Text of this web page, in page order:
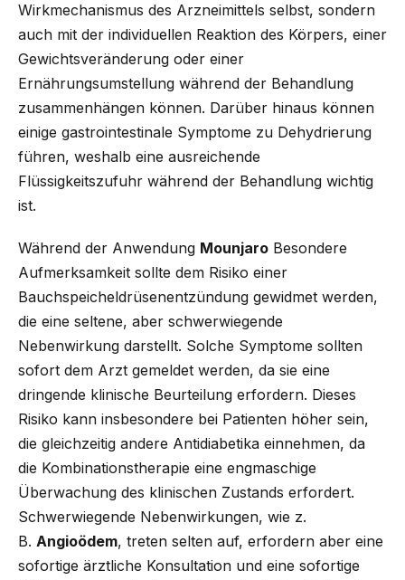
Wirkmechanismus des Arzneimittels selbst, sondern
auch mit der individuellen Reaktion des Körpers, einer
Gewichtsveränderung oder einer
Ernährungsumstellung während der Behandlung
zusammenhängen können. Darüber hinaus können
einige gastrointestinale Symptome zu Dehydrierung
führen, weshalb eine ausreichende
Flüssigkeitszufuhr während der Behandlung wichtig
ist.
Während der Anwendung Mounjaro Besondere
Aufmerksamkeit sollte dem Risiko einer
Bauchspeicheldrüsenentzündung gewidmet werden,
die eine seltene, aber schwerwiegende
Nebenwirkung darstellt. Solche Symptome sollten
sofort dem Arzt gemeldet werden, da sie eine
dringende klinische Beurteilung erfordern. Dieses
Risiko kann insbesondere bei Patienten höher sein,
die gleichzeitig andere Antidiabetika einnehmen, da
die Kombinationstherapie eine engmaschige
Überwachung des klinischen Zustands erfordert.
Schwerwiegende Nebenwirkungen, wie z.
B. Angioödem, treten selten auf, erfordern aber eine
sofortige ärztliche Konsultation und eine sofortige